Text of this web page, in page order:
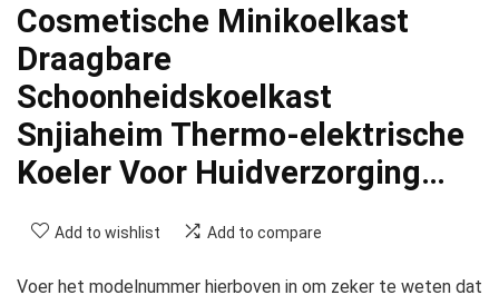
Cosmetische Minikoelkast
Draagbare
Schoonheidskoelkast
Snjiaheim Thermo-elektrische
Koeler Voor Huidverzorging…
Add to wishlist Add to compare
Voer het modelnummer hierboven in om zeker te weten dat